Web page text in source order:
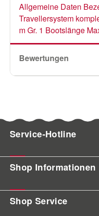
Allgemeine Daten
Travellersystem
m Gr. 1 Bootslänge
Bewertungen
Service-Hotline
Shop Informationen
Shop Service